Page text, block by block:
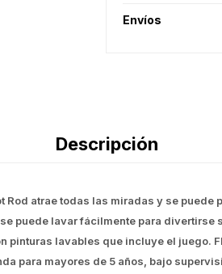
Envíos
Descripción
Rod atrae todas las miradas y se
lavar fácilmente para divertirse
lavables que incluye el juego.
para mayores de 5 años, bajo